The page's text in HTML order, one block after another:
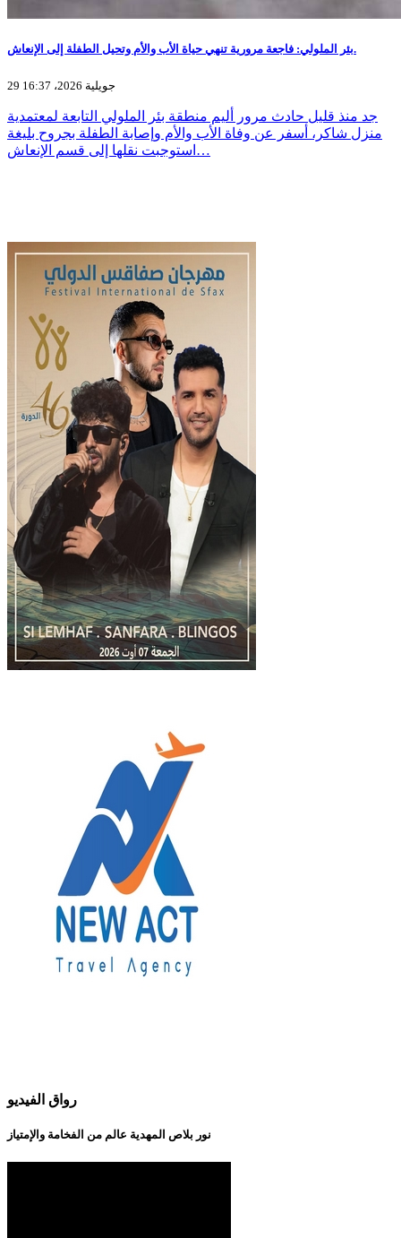
بئر الملولي: فاجعة مرورية تنهي حياة الأب والأم وتحيل الطفلة إلى الإنعاش.
29 جويلية 2026، 16:37
جد منذ قليل حادث مرور أليم منطقة بئر الملولي التابعة لمعتمدية
منزل شاكر، أسفر عن وفاة الأب والأم وإصابة الطفلة بجروح بليغة
استوجبت نقلها إلى قسم الإنعاش…
رواق الفيديو
نور بلاص المهدية عالم من الفخامة والإمتياز